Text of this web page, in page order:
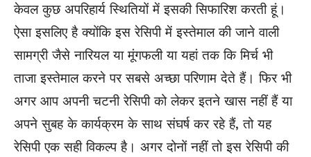
केवल कुछ अपरिहार्य स्थितियों में इसकी सिफारिश करती हूं।
ऐसा इसलिए है क्योंकि इस रेसिपी में इस्तेमाल की जाने वाली
सामग्री जैसे नारियल या मूंगफली या यहां तक ​​कि मिर्च भी
ताजा इस्तेमाल करने पर सबसे अच्छा परिणाम देते हैं। फिर भी
अगर आप अपनी चटनी रेसिपी को लेकर इतने खास नहीं हैं या
अपने सुबह के कार्यक्रम के साथ संघर्ष कर रहे हैं, तो यह
रेसिपी एक सही विकल्प है। अगर दोनों नहीं तो इस रेसिपी की